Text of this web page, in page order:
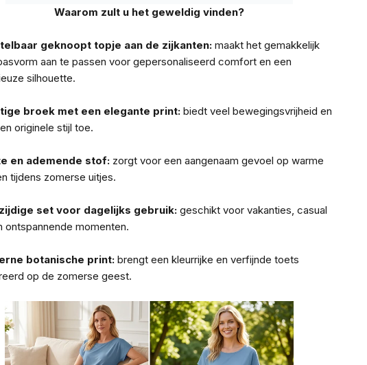
Waarom zult u het geweldig vinden?
geknoopt topje aan de zijkanten: maakt het gemakkelijk
aan te passen voor gepersonaliseerd comfort en een
silhouette.
broek met een elegante print: biedt veel bewegingsvrijheid en
originele stijl toe.
en ademende stof: zorgt voor een aangenaam gevoel op warme
tijdens zomerse uitjes.
set voor dagelijks gebruik: geschikt voor vakanties, casual
ontspannende momenten.
botanische print: brengt een kleurrijke en verfijnde toets
op de zomerse geest.